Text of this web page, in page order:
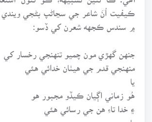
ڪيفيت اُنَ شاعر جي سڃاڻپ بڻجي ويندي
۾ سندس ڪجهه شعرن کي ڏسو:
جنهن گهڙي مون چميو تنهنجي رخسار کي
منهنجي قدم جي هيٺان خدائي هئي
يا
هُو زماني اڳيان ڪيڏو مجبور هو
۽ خدا تاءِ هن جي رسائي هئي
يا